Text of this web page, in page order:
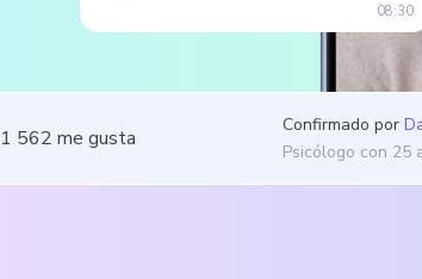
08:30
1 562 me gusta
Confirmado por
Psicólogo con 25